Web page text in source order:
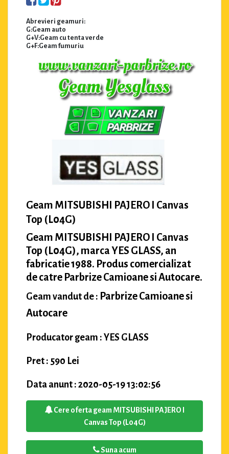
Abrevieri geamuri:
G:Geam auto
G+V:Geam cu tenta verde
G+F:Geam fumuriu
Geam MITSUBISHI PAJERO I Canvas
Top (L04G)
Geam MITSUBISHI PAJERO I Canvas
Top (L04G), marca YES GLASS, an
fabricatie 1988. Produs comercializat
de catre Parbrize Camioane si Autocare.
Geam vandut de : Parbrize Camioane si
Autocare
Producator geam : YES GLASS
Pret : 590 Lei
Data anunt : 2020-05-19 13:02:56
Cere oferta geam MITSUBISHI PAJERO I
Canvas Top (L04G)
Suna acum